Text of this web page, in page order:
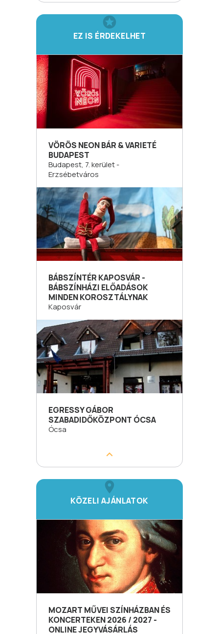
EZ IS ÉRDEKELHET
VÖRÖS NEON BÁR & VARIETÉ
BUDAPEST
Budapest, 7. kerület -
Erzsébetváros
BÁBSZÍNTÉR KAPOSVÁR -
BÁBSZÍNHÁZI ELŐADÁSOK
MINDEN KOROSZTÁLYNAK
Kaposvár
EGRESSY GÁBOR
SZABADIDŐKÖZPONT ÓCSA
Ócsa
KÖZELI AJÁNLATOK
MOZART MŰVEI SZÍNHÁZBAN ÉS
KONCERTEKEN 2026 / 2027 -
ONLINE JEGYVÁSÁRLÁS